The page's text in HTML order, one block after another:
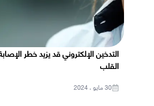
التدخين الإلكتروني قد يزيد خطر
القلب
30 مايو ، 2024